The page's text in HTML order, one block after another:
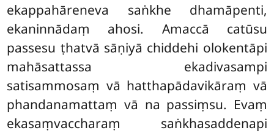
ekappahāreneva saṅkhe dhamāpenti,
ekaninnādaṃ ahosi. Amaccā catūsu
passesu ṭhatvā sāṇiyā chiddehi olokentāpi
mahāsattassa ekadivasampi
satisammosaṃ vā hatthapādavikāraṃ vā
phandanamattaṃ vā na passiṃsu. Evaṃ
ekasaṃvaccharaṃ saṅkhasaddenapi